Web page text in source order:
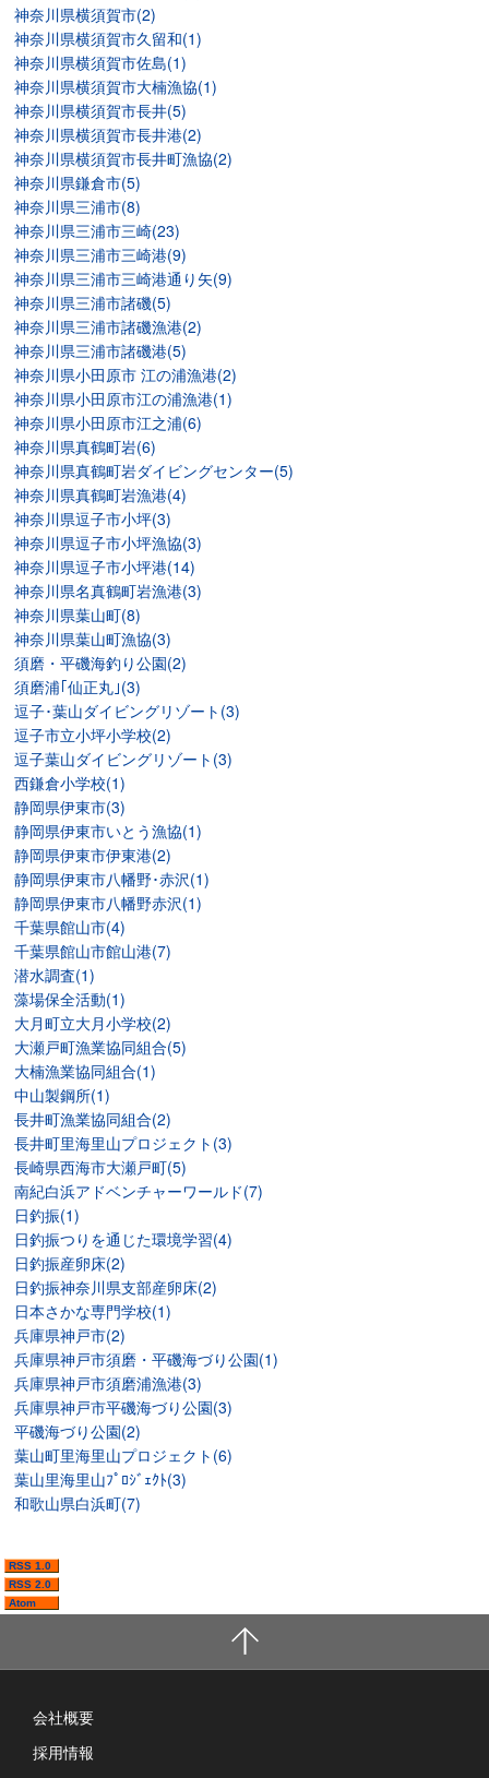
神奈川県横須賀市(2)
神奈川県横須賀市久留和(1)
神奈川県横須賀市佐島(1)
神奈川県横須賀市大楠漁協(1)
神奈川県横須賀市長井(5)
神奈川県横須賀市長井港(2)
神奈川県横須賀市長井町漁協(2)
神奈川県鎌倉市(5)
神奈川県三浦市(8)
神奈川県三浦市三崎(23)
神奈川県三浦市三崎港(9)
神奈川県三浦市三崎港通り矢(9)
神奈川県三浦市諸磯(5)
神奈川県三浦市諸磯漁港(2)
神奈川県三浦市諸磯港(5)
神奈川県小田原市 江の浦漁港(2)
神奈川県小田原市江の浦漁港(1)
神奈川県小田原市江之浦(6)
神奈川県真鶴町岩(6)
神奈川県真鶴町岩ダイビングセンター(5)
神奈川県真鶴町岩漁港(4)
神奈川県逗子市小坪(3)
神奈川県逗子市小坪漁協(3)
神奈川県逗子市小坪港(14)
神奈川県名真鶴町岩漁港(3)
神奈川県葉山町(8)
神奈川県葉山町漁協(3)
須磨・平磯海釣り公園(2)
須磨浦｢仙正丸｣(3)
逗子･葉山ダイビングリゾート(3)
逗子市立小坪小学校(2)
逗子葉山ダイビングリゾート(3)
西鎌倉小学校(1)
静岡県伊東市(3)
静岡県伊東市いとう漁協(1)
静岡県伊東市伊東港(2)
静岡県伊東市八幡野･赤沢(1)
静岡県伊東市八幡野赤沢(1)
千葉県館山市(4)
千葉県館山市館山港(7)
潜水調査(1)
藻場保全活動(1)
大月町立大月小学校(2)
大瀬戸町漁業協同組合(5)
大楠漁業協同組合(1)
中山製鋼所(1)
長井町漁業協同組合(2)
長井町里海里山プロジェクト(3)
長崎県西海市大瀬戸町(5)
南紀白浜アドベンチャーワールド(7)
日釣振(1)
日釣振つりを通じた環境学習(4)
日釣振産卵床(2)
日釣振神奈川県支部産卵床(2)
日本さかな専門学校(1)
兵庫県神戸市(2)
兵庫県神戸市須磨・平磯海づり公園(1)
兵庫県神戸市須磨浦漁港(3)
兵庫県神戸市平磯海づり公園(3)
平磯海づり公園(2)
葉山町里海里山プロジェクト(6)
葉山里海里山ﾌﾟﾛｼﾞｪｸﾄ(3)
和歌山県白浜町(7)
RSS 1.0
RSS 2.0
Atom
会社概要
採用情報